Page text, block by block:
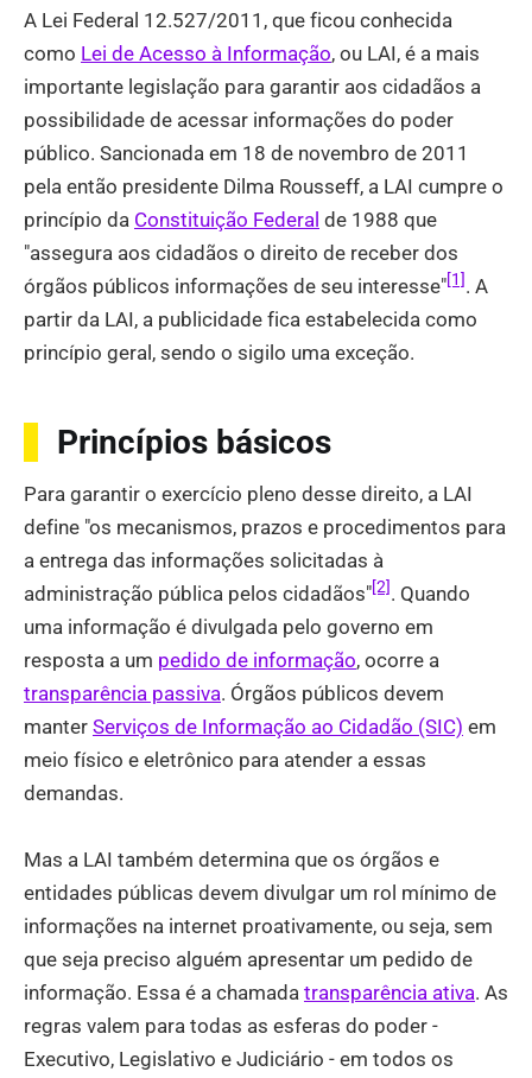
A Lei Federal 12.527/2011, que ficou conhecida
como Lei de Acesso à Informação, ou LAI, é a mais
importante legislação para garantir aos cidadãos a
possibilidade de acessar informações do poder
público. Sancionada em 18 de novembro de 2011
pela então presidente Dilma Rousseff, a LAI cumpre o
princípio da Constituição Federal de 1988 que
"assegura aos cidadãos o direito de receber dos
órgãos públicos informações de seu interesse"[1]. A
partir da LAI, a publicidade fica estabelecida como
princípio geral, sendo o sigilo uma exceção.
Princípios básicos
Para garantir o exercício pleno desse direito, a LAI
define "os mecanismos, prazos e procedimentos para
a entrega das informações solicitadas à
administração pública pelos cidadãos" [2] . Quando
uma informação é divulgada pelo governo em
resposta a um pedido de informação, ocorre a
transparência passiva. Órgãos públicos devem
manter Serviços de Informação ao Cidadão (SIC) em
meio físico e eletrônico para atender a essas
demandas.
Mas a LAI também determina que os órgãos e
entidades públicas devem divulgar um rol mínimo de
informações na internet proativamente, ou seja, sem
que seja preciso alguém apresentar um pedido de
informação. Essa é a chamada transparência ativa. As
regras valem para todas as esferas do poder -
Executivo, Legislativo e Judiciário - em todos os